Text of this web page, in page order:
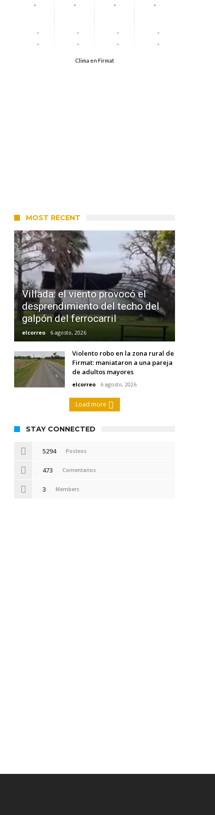
-
-
-
-
-
-
-
-
-
-
-
-
Clima en Firmat
MOST RECENT
Villada: el viento provocó el
desprendimiento del techo del
galpón del ferrocarril
elcorreo 6 agosto, 2026
Violento robo en la zona rural de
Firmat: maniataron a una pareja
de adultos mayores
elcorreo 6 agosto, 2026
Load more
STAY CONNECTED
5294 Posteos
473 Comentarios
3 Members